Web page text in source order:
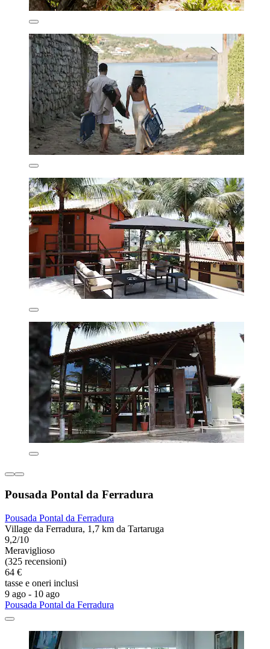
Pousada Pontal da Ferradura
Pousada Pontal da Ferradura
Village da Ferradura, 1,7 km da Tartaruga
9,2/10
Meraviglioso
(325 recensioni)
64 €
tasse e oneri inclusi
9 ago - 10 ago
Pousada Pontal da Ferradura